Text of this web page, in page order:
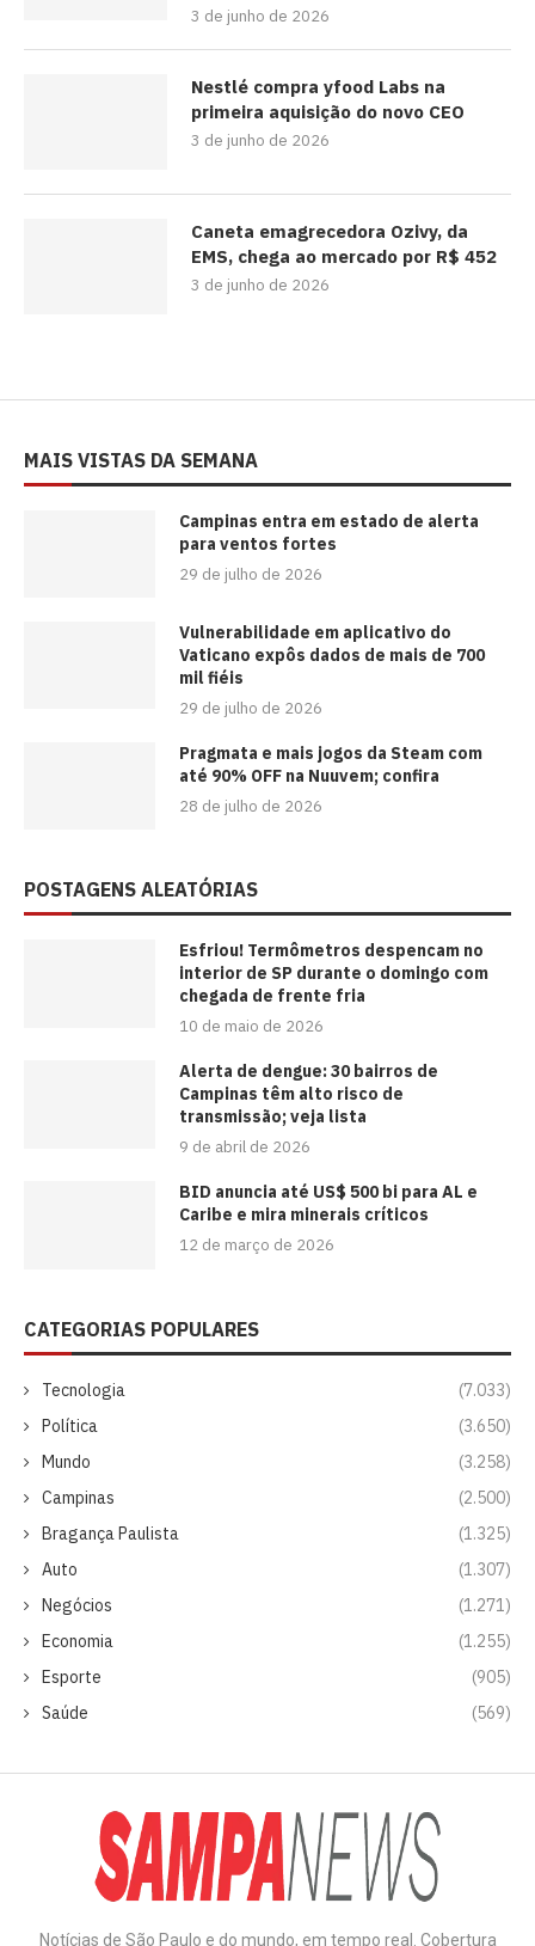
3 de junho de 2026
Nestlé compra yfood Labs na
primeira aquisição do novo CEO
3 de junho de 2026
Caneta emagrecedora Ozivy, da
EMS, chega ao mercado por R$ 452
3 de junho de 2026
MAIS VISTAS DA SEMANA
Campinas entra em estado de alerta
para ventos fortes
29 de julho de 2026
Vulnerabilidade em aplicativo do
Vaticano expôs dados de mais de 700
mil fiéis
29 de julho de 2026
Pragmata e mais jogos da Steam com
até 90% OFF na Nuuvem; confira
28 de julho de 2026
POSTAGENS ALEATÓRIAS
Esfriou! Termômetros despencam no
interior de SP durante o domingo com
chegada de frente fria
10 de maio de 2026
Alerta de dengue: 30 bairros de
Campinas têm alto risco de
transmissão; veja lista
9 de abril de 2026
BID anuncia até US$ 500 bi para AL e
Caribe e mira minerais críticos
12 de março de 2026
CATEGORIAS POPULARES
Tecnologia
(7.033)
Política
(3.650)
Mundo
(3.258)
Campinas
(2.500)
Bragança Paulista
(1.325)
Auto
(1.307)
Negócios
(1.271)
Economia
(1.255)
Esporte
(905)
Saúde
(569)
Notícias de São Paulo e do mundo, em tempo real. Cobertura